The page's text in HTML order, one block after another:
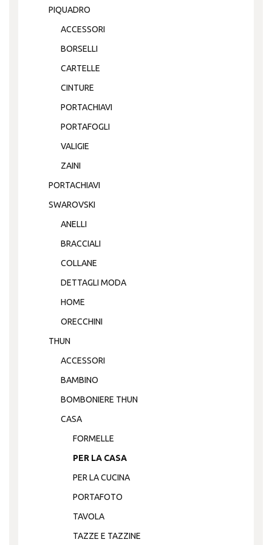
PIQUADRO
ACCESSORI
BORSELLI
CARTELLE
CINTURE
PORTACHIAVI
PORTAFOGLI
VALIGIE
ZAINI
PORTACHIAVI
SWAROVSKI
ANELLI
BRACCIALI
COLLANE
DETTAGLI MODA
HOME
ORECCHINI
THUN
ACCESSORI
BAMBINO
BOMBONIERE THUN
CASA
FORMELLE
PER LA CASA
PER LA CUCINA
PORTAFOTO
TAVOLA
TAZZE E TAZZINE